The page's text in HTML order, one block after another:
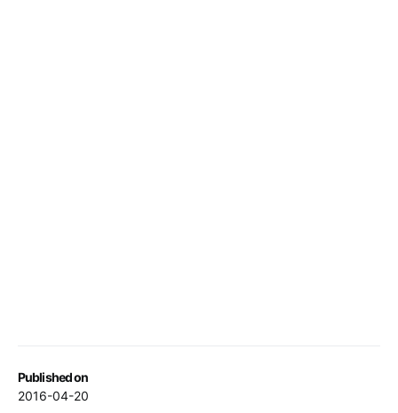
Published on
2016-04-20